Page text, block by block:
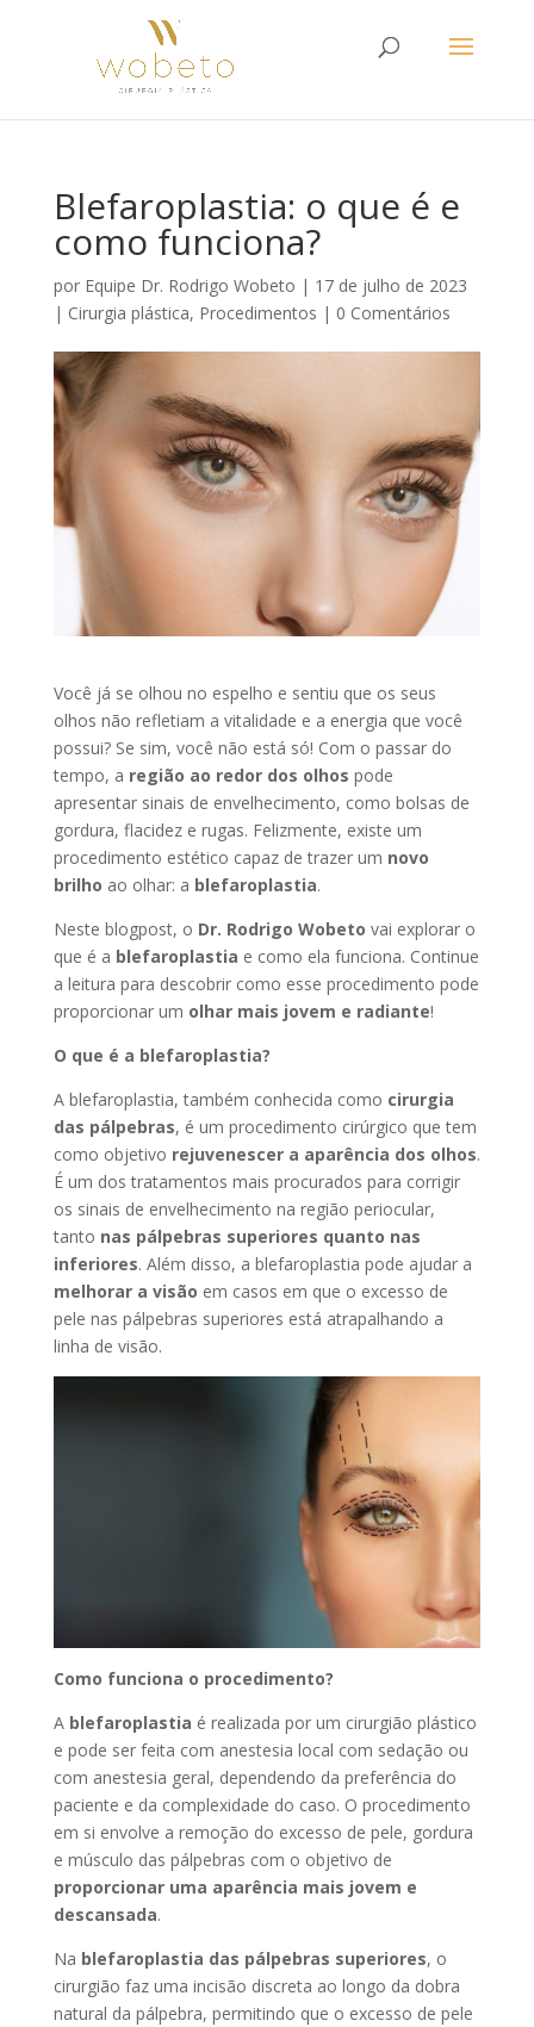
Blefaroplastia: o que é e
como funciona?
por Equipe Dr. Rodrigo Wobeto | 17 de julho de 2023
| Cirurgia plástica, Procedimentos | 0 Comentários
Você já se olhou no espelho e sentiu que os seus
olhos não refletiam a vitalidade e a energia que você
possui? Se sim, você não está só! Com o passar do
tempo, a região ao redor dos olhos pode
apresentar sinais de envelhecimento, como bolsas de
gordura, flacidez e rugas. Felizmente, existe um
procedimento estético capaz de trazer um novo
brilho ao olhar: a blefaroplastia.
Neste blogpost, o Dr. Rodrigo Wobeto vai explorar o
que é a blefaroplastia e como ela funciona. Continue
a leitura para descobrir como esse procedimento pode
proporcionar um olhar mais jovem e radiante!
O que é a blefaroplastia?
A blefaroplastia, também conhecida como cirurgia
das pálpebras, é um procedimento cirúrgico que tem
como objetivo rejuvenescer a aparência dos olhos.
É um dos tratamentos mais procurados para corrigir
os sinais de envelhecimento na região periocular,
tanto nas pálpebras superiores quanto nas
inferiores. Além disso, a blefaroplastia pode ajudar a
melhorar a visão em casos em que o excesso de
pele nas pálpebras superiores está atrapalhando a
linha de visão.
Como funciona o procedimento?
A blefaroplastia é realizada por um cirurgião plástico
e pode ser feita com anestesia local com sedação ou
com anestesia geral, dependendo da preferência do
paciente e da complexidade do caso. O procedimento
em si envolve a remoção do excesso de pele, gordura
e músculo das pálpebras com o objetivo de
proporcionar uma aparência mais jovem e
descansada.
Na blefaroplastia das pálpebras superiores, o
cirurgião faz uma incisão discreta ao longo da dobra
natural da pálpebra, permitindo que o excesso de pele